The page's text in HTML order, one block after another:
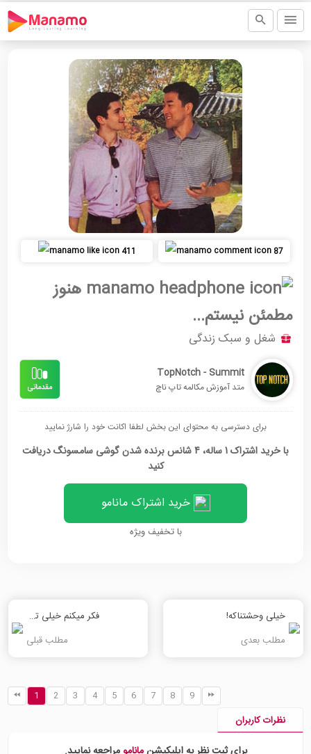
411 87
هنوز
مطمئن نیستم...
شغل و سبک زندگی
TopNotch - Summit
متد آموزش مکالمه تاپ ناچ
برای دسترسی به محتوای این بخش لطفا اکانت خود را شارژ نمایید
با خرید اشتراک 1 ساله، 4 شانس برنده شدن گوشی سامسونگ دریافت
کنید
خرید اشتراک مانامو
با تخفیف ویژه
خیلی وحشتناکه!
مطلب بعدی
فکر میکنم خیلی ترسناکه.
مطلب قبلی
1 2 3 4 5 6 7 8 9
نظرات کاربران